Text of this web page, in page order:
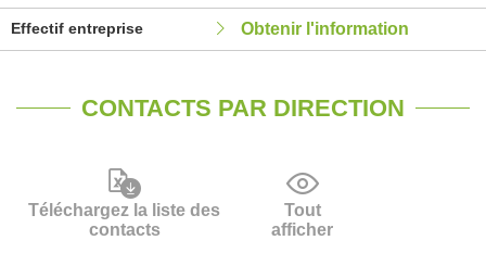
Effectif entreprise Obtenir l'information
CONTACTS PAR DIRECTION
Téléchargez la liste des
contacts
Tout
afficher